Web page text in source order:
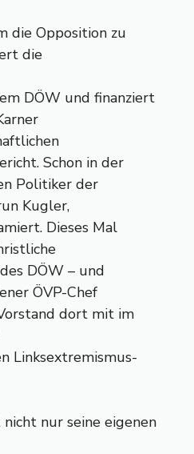
die Opposition zu
die
DÖW und finanziert
Schon in der
Politiker der
Kugler,
Dieses Mal
DÖW – und
ÖVP-Chef
dort mit im
Linksextremismus-
nur seine eigenen